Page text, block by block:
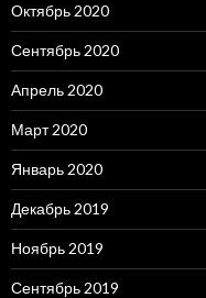
Октябрь 2020
Сентябрь 2020
Апрель 2020
Март 2020
Январь 2020
Декабрь 2019
Ноябрь 2019
Сентябрь 2019